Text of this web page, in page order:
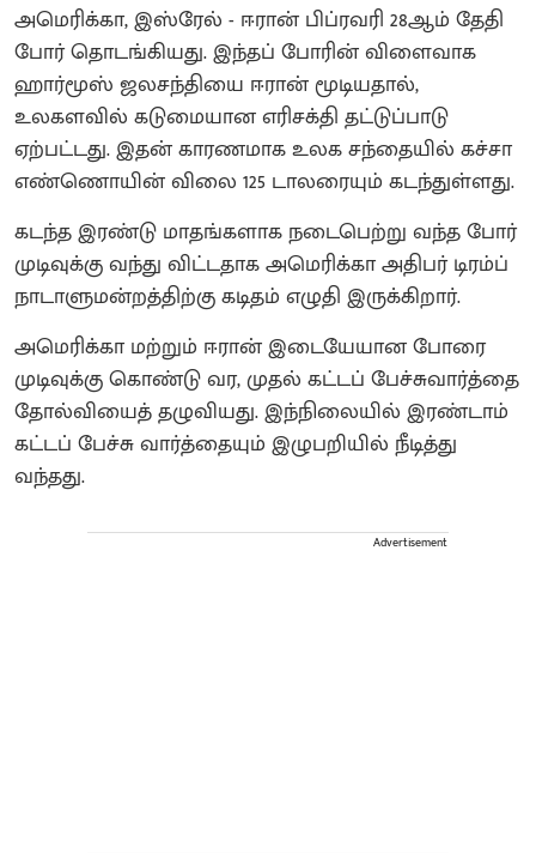
அமெரிக்கா, இஸ்ரேல் - ஈரான் பிப்ரவரி 28ஆம் தேதி
போர் தொடங்கியது. இந்தப் போரின் விளைவாக
ஹார்மூஸ் ஜலசந்தியை ஈரான் மூடியதால்,
உலகளவில் கடுமையான எரிசக்தி தட்டுப்பாடு
ஏற்பட்டது. இதன் காரணமாக உலக சந்தையில் கச்சா
எண்ணொயின் விலை 125 டாலரையும் கடந்துள்ளது.
கடந்த இரண்டு மாதங்களாக நடைபெற்று வந்த போர்
முடிவுக்கு வந்து விட்டதாக அமெரிக்கா அதிபர் டிரம்ப்
நாடாளுமன்றத்திற்கு கடிதம் எழுதி இருக்கிறார்.
அமெரிக்கா மற்றும் ஈரான் இடையேயான போரை
முடிவுக்கு கொண்டு வர, முதல் கட்டப் பேச்சுவார்த்தை
தோல்வியைத் தழுவியது. இந்நிலையில் இரண்டாம்
கட்டப் பேச்சு வார்த்தையும் இழுபறியில் நீடித்து
வந்தது.
Advertisement